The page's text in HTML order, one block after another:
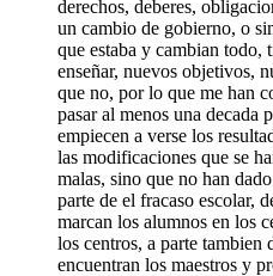
derechos, deberes,
un cambio de gobierno, o
que estaba y cambian todo,
enseñar, nuevos objetivos,
que no, por lo que me han
pasar al menos una decada
empiecen a verse los
las modificaciones que se
malas, sino que no han
parte de el fracaso escolar,
marcan los alumnos en los
los centros, a parte tambien
encuentran los maestros y